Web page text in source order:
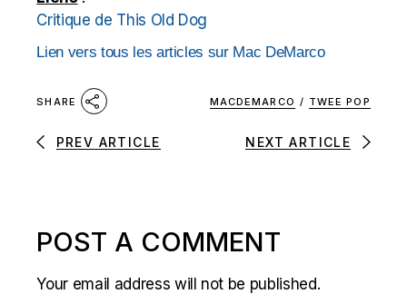
Critique de This Old Dog
Lien vers tous les articles sur Mac DeMarco
SHARE MACDEMARCO / TWEE POP
PREV ARTICLE NEXT ARTICLE
POST A COMMENT
Your email address will not be published.